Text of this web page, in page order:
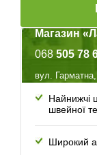
Магазин
068 505 78
вул.
Найнижчі
швейної
Широкий